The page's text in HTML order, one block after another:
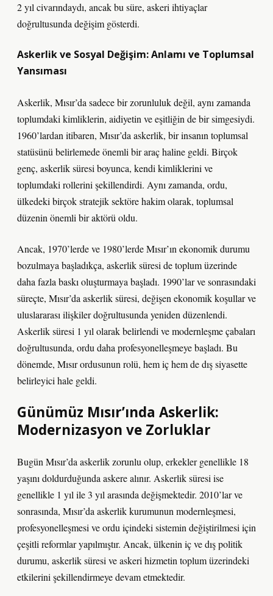
2 yıl civarındaydı, ancak bu süre, askeri ihtiyaçlar
doğrultusunda değişim gösterdi.
Askerlik ve Sosyal Değişim: Anlamı ve Toplumsal
Yansıması
Askerlik, Mısır’da sadece bir zorunluluk değil, aynı zamanda
toplumdaki kimliklerin, aidiyetin ve eşitliğin de bir simgesiydi.
1960’lardan itibaren, Mısır’da askerlik, bir insanın toplumsal
statüsünü belirlemede önemli bir araç haline geldi. Birçok
genç, askerlik süresi boyunca, kendi kimliklerini ve
toplumdaki rollerini şekillendirdi. Aynı zamanda, ordu,
ülkedeki birçok stratejik sektöre hakim olarak, toplumsal
düzenin önemli bir aktörü oldu.
Ancak, 1970’lerde ve 1980’lerde Mısır’ın ekonomik durumu
bozulmaya başladıkça, askerlik süresi de toplum üzerinde
daha fazla baskı oluşturmaya başladı. 1990’lar ve sonrasındaki
süreçte, Mısır’da askerlik süresi, değişen ekonomik koşullar ve
uluslararası ilişkiler doğrultusunda yeniden düzenlendi.
Askerlik süresi 1 yıl olarak belirlendi ve modernleşme çabaları
doğrultusunda, ordu daha profesyonelleşmeye başladı. Bu
dönemde, Mısır ordusunun rolü, hem iç hem de dış siyasette
belirleyici hale geldi.
Günümüz Mısır’ında Askerlik:
Modernizasyon ve Zorluklar
Bugün Mısır’da askerlik zorunlu olup, erkekler genellikle 18
yaşını doldurduğunda askere alınır. Askerlik süresi ise
genellikle 1 yıl ile 3 yıl arasında değişmektedir. 2010’lar ve
sonrasında, Mısır’da askerlik kurumunun modernleşmesi,
profesyonelleşmesi ve ordu içindeki sistemin değiştirilmesi için
çeşitli reformlar yapılmıştır. Ancak, ülkenin iç ve dış politik
durumu, askerlik süresi ve askeri hizmetin toplum üzerindeki
etkilerini şekillendirmeye devam etmektedir.